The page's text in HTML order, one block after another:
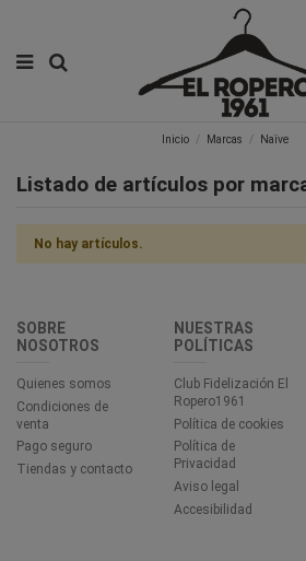
Inicio Marcas Naïve
Listado de artículos por
No hay artículos.
SOBRE
NOSOTROS
Quienes somos
Condiciones de
venta
Pago seguro
Tiendas y contacto
NUESTRAS
POLÍTICAS
Club Fidelización El
Ropero1961
Política de cookies
Política de
Privacidad
Aviso legal
Accesibilidad